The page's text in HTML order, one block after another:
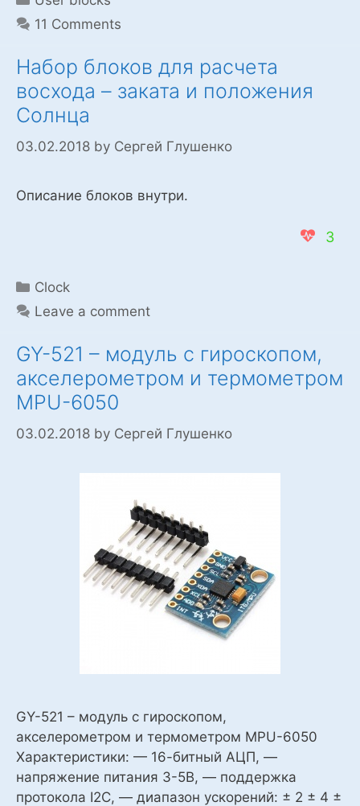
DFPlayer
11 Comments
Набор блоков для расчета
восхода – заката и положения
Солнца
03.02.2018 by Сергей Глушенко
Описание блоков внутри.
3
Categories
Clock
Leave a comment
GY-521 – модуль с гироскопом,
акселерометром и термометром
MPU-6050
03.02.2018 by Сергей Глушенко
GY-521 – модуль с гироскопом,
акселерометром и термометром MPU-6050
Характеристики: — 16-битный АЦП, —
напряжение питания 3-5В, — поддержка
протокола I2C, — диапазон ускорений: ± 2 ± 4 ±